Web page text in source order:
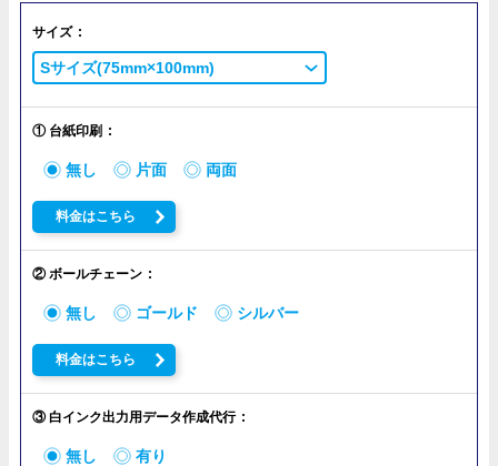
サイズ
Sサイズ(75mm×100mm)
① 台紙印刷
無し 片面 両面
料金はこちら
② ボールチェーン
無し ゴールド シルバー
料金はこちら
③ 白インク出力用データ作成代行
無し 有り